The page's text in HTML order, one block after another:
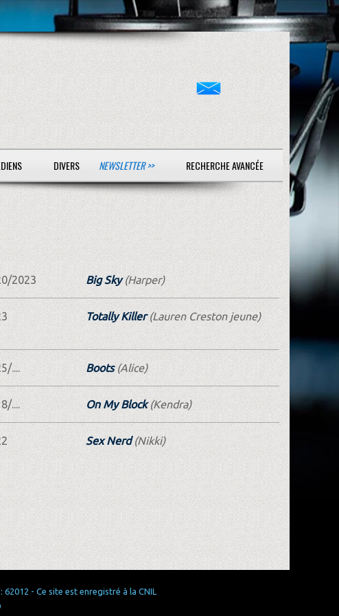
DIVERS NEWSLETTER >> RECHERCHE AVANCÉE
2023 Big Sky(Harper)
Totally Killer(Lauren Creston jeune)
.... Boots(Alice)
.... On My Block(Kendra)
Sex Nerd(Nikki)
- Ce site est enregistré à la CNIL